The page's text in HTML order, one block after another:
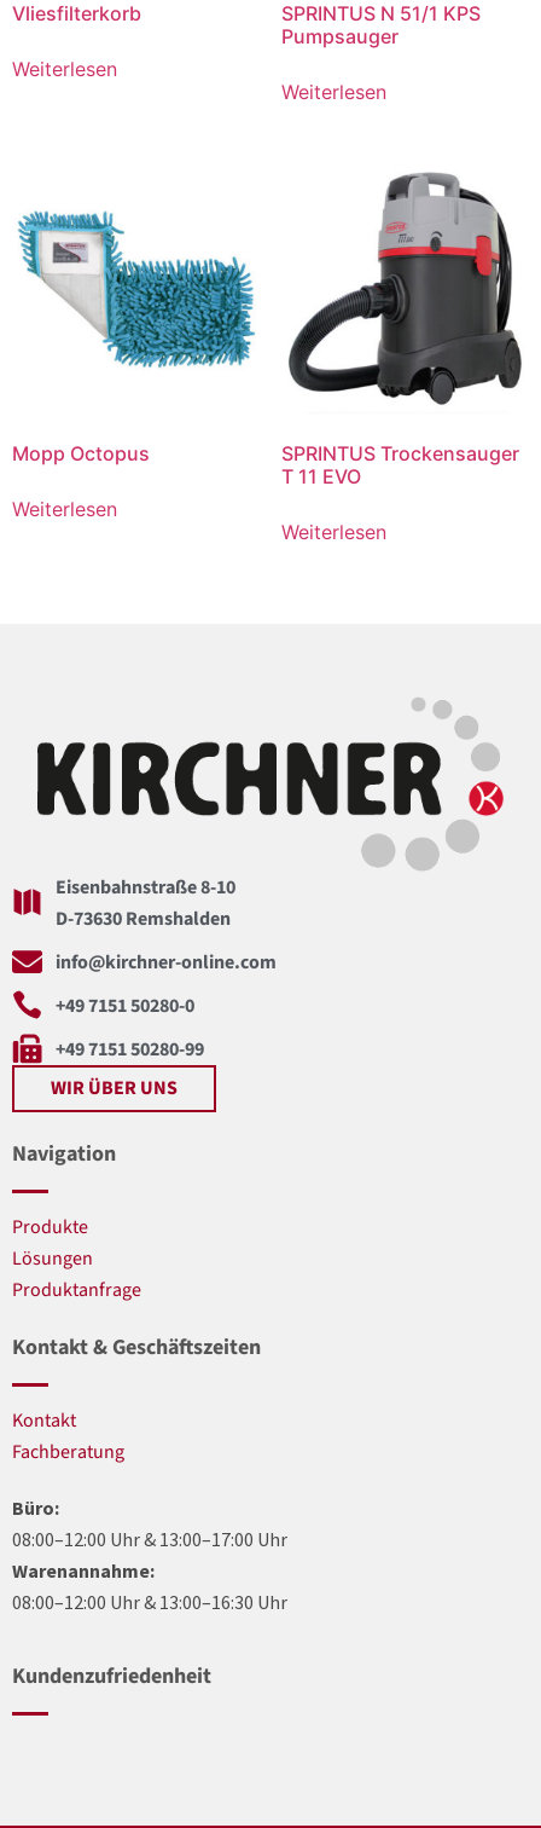
Vliesfilterkorb
Weiterlesen
SPRINTUS N 51/1 KPS
Pumpsauger
Weiterlesen
Mopp Octopus
Weiterlesen
SPRINTUS Trockensauger
T 11 EVO
Weiterlesen
Eisenbahnstraße 8-10
D-73630 Remshalden
info@kirchner-online.com
+49 7151 50280-0
+49 7151 50280-99
WIR ÜBER UNS
Navigation
Produkte
Lösungen
Produktanfrage
Kontakt & Geschäftszeiten
Kontakt
Fachberatung
Büro:
08:00–12:00 Uhr & 13:00–17:00 Uhr
Warenannahme:
08:00–12:00 Uhr & 13:00–16:30 Uhr
Kundenzufriedenheit